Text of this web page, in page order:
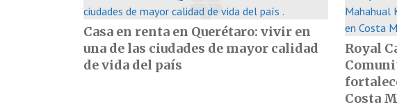
Casa en renta en Querétaro: vivir en
una de las ciudades de mayor calidad
de vida del país
Royal
Costa